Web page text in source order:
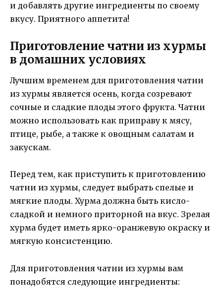
и добавлять другие ингредиенты по своему
вкусу. Приятного аппетита!
Приготовление чатни из хурмы
в домашних условиях
Лучшим временем для приготовления чатни
из хурмы является осень, когда созревают
сочные и сладкие плоды этого фрукта. Чатни
можно использовать как приправу к мясу,
птице, рыбе, а также к овощным салатам и
закускам.
Перед тем, как приступить к приготовлению
чатни из хурмы, следует выбрать спелые и
мягкие плоды. Хурма должна быть кисло-
сладкой и немного приторной на вкус. Зрелая
хурма будет иметь ярко-оранжевую окраску и
мягкую консистенцию.
Для приготовления чатни из хурмы вам
понадобятся следующие ингредиенты: